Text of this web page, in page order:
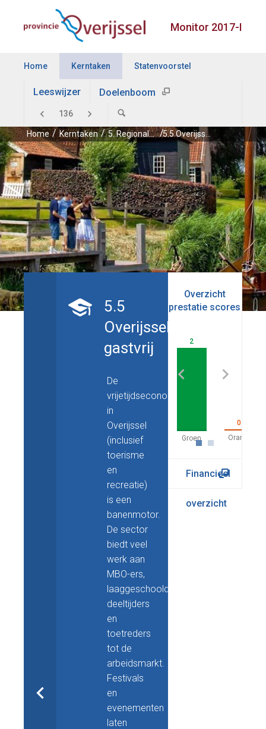
Monitor 2017-I
Home Kerntaken Statenvoorstel
Leeswijzer Doelenboom
Home Kerntaken 5. Regionale economie 5.5 Overijssel gastvrij
5.5
Overijssel
gastvrij
De
vrijetijdseconomie
in
Overijssel
(inclusief
toerisme
en
recreatie)
is een
banenmotor.
De sector
biedt veel
werk aan
MBO-ers,
laaggeschoolden,
deeltijders
en
toetreders
tot de
arbeidsmarkt.
Festivals
en
evenementen
laten
Overzicht
prestatie scores
2
0
Financieel
overzicht